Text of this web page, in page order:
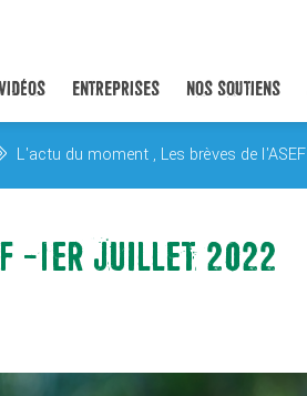
ENTREPRISES NOS SOUTIENS
L'actu du moment Les brèves de l'ASEF
-1ER JUILLET 2022